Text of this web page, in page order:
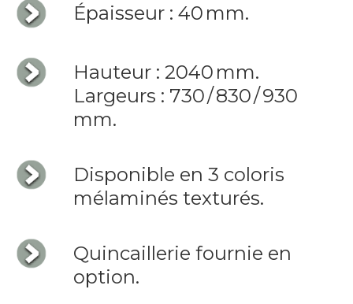
Épaisseur : 40 mm.
Hauteur : 2040 mm.
Largeurs : 730 / 830 / 930
mm.
Disponible en 3 coloris
mélaminés texturés.
Quincaillerie fournie en
option.